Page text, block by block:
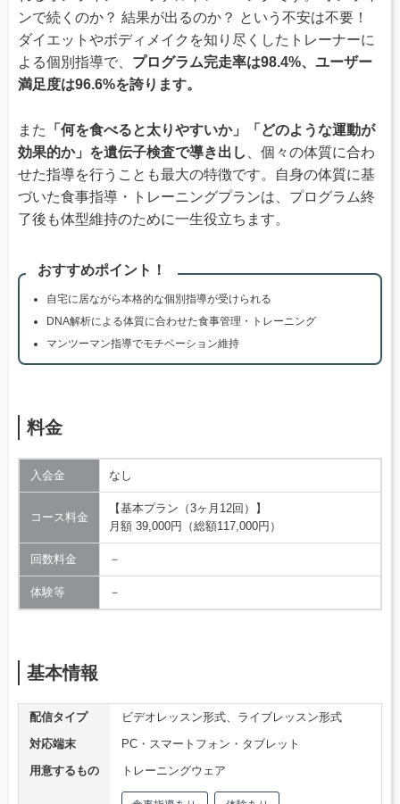
ンで続くのか？ 結果が出るのか？ という不安は不要！
ダイエットやボディメイクを知り尽くしたトレーナーに
よる個別指導で、 プログラム完走率は98.4%、ユーザー
満足度は96.6%を誇ります。
また
「何を食べると太りやすいか」「どのような運動が
効果的か」を遺伝子検査で導き出し
、個々の体質に合わ
せた指導を行うことも最大の特徴です。自身の体質に基
づいた食事指導・トレーニングプランは、プログラム終
了後も体型維持のために一生役立ちます。
おすすめポイント！
自宅に居ながら本格的な個別指導が受けられる
DNA解析による体質に合わせた食事管理・トレーニング
マンツーマン指導でモチベーション維持
料金
入会金 なし
コース料金
【基本プラン（3ヶ月12回）】
月額 39,000円（総額117,000円）
回数料金 －
体験等 －
基本情報
配信タイプ
ビデオレッスン形式、ライブレッスン形式
対応端末
PC・スマートフォン・タブレット
用意するもの
トレーニングウェア